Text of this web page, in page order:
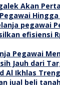
Akan
Pegawai
Jauh dari